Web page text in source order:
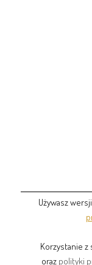
Używasz
Korzystanie z
oraz polityki